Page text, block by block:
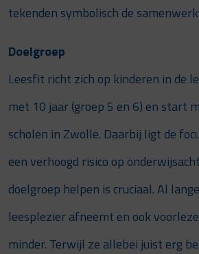
tekenden symbolisch de
Doelgroep
Leesfit richt zich op kinderen in de
met 10 jaar (groep 5 en 6) en start
scholen in Zwolle. Daarbij ligt de
een verhoogd risico op
doelgroep helpen is cruciaal. Al
leesplezier afneemt en ook
minder. Terwijl ze allebei juist erg